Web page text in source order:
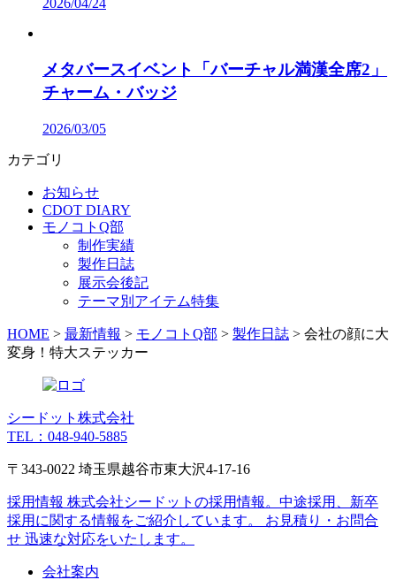
2026/04/24
メタバースイベント「バーチャル満漢全席2」
チャーム・バッジ
2026/03/05
カテゴリ
お知らせ
CDOT DIARY
モノコトQ部
制作実績
製作日誌
展示会後記
テーマ別アイテム特集
HOME > 最新情報 > モノコトQ部 > 製作日誌 > 会社の顔に大
変身！特大ステッカー
シードット株式会社
TEL：048-940-5885
〒343-0022 埼玉県越谷市東大沢4-17-16
採用情報 株式会社シードットの採用情報。中途採用、新卒
採用に関する情報をご紹介しています。 お見積り・お問合
せ 迅速な対応をいたします。
会社案内